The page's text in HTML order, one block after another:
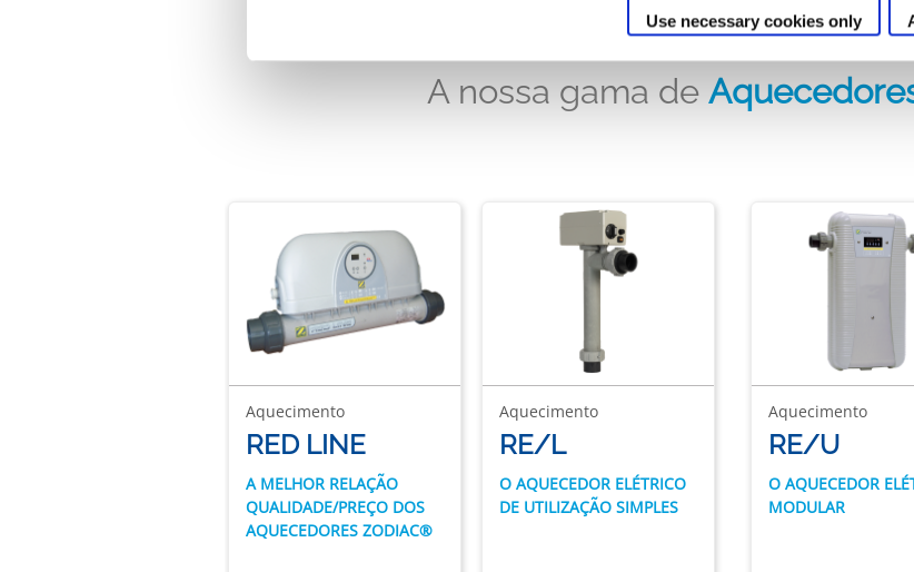
Use necessary cookies only
A nossa gama de
Aquecimento
RED LINE
A MELHOR RELAÇÃO
QUALIDADE/PREÇO DOS
AQUECEDORES ZODIAC®
Aquecimento
RE/L
O AQUECEDOR ELÉTRICO
DE UTILIZAÇÃO SIMPLES
Aquecimento
RE/U
O AQUECEDOR
MODULAR